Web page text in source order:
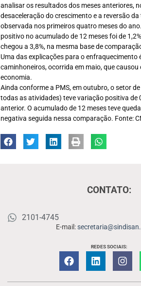
analisar os resultados dos meses anteriores,
desaceleração do crescimento e a reversão
observada nos primeiros quatro meses do
positivo no acumulado de 12 meses foi de
chegou a 3,8%, na mesma base de
Uma das explicações para o enfraquecimento
caminhoneiros, ocorrida em maio, que
economia.
Ainda conforme a PMS, em outubro, o setor
todas as atividades) teve variação positiva de
anterior. O acumulado de 12 meses teve
negativa seguida nessa comparação. Fonte:
CONTATO:
2101-4745
E-mail:
REDES SOCIAIS: